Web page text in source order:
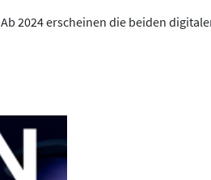
Ab 2024 erscheinen die beiden